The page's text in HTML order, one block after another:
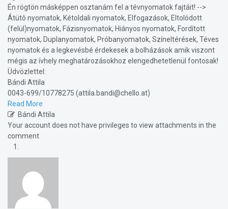
Én rögtön másképpen osztanám fel a tévnyomatok fajtáit! -->
Átütô nyomatok, Kétoldali nyomatok, Elfogazások, Eltolódott
(felül)nyomatok, Fázisnyomatok, Hiányos nyomatok, Fordított
nyomatok, Duplanyomatok, Próbanyomatok, Színeltérések, Téves
nyomatok és a legkevésbé érdekesek a bolházások amik viszont
mégis az ívhely meghatározásokhoz elengedhetetlenül fontosak!
Üdvözlettel:
Bándi Attila
0043-699/10778275 (attila.bandi@chello.at)
Read More
Bándi Attila
Your account does not have privileges to view attachments in the
comment